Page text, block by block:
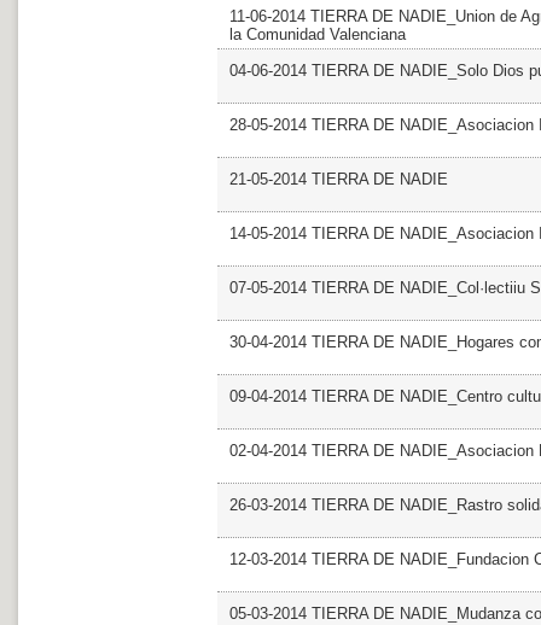
11-06-2014 TIERRA DE NADIE_Union de
la Comunidad Valenciana
04-06-2014 TIERRA DE NADIE_Solo Dios
28-05-2014 TIERRA DE NADIE_Asociacion
21-05-2014 TIERRA DE NADIE
14-05-2014 TIERRA DE NADIE_Asociacion
07-05-2014 TIERRA DE NADIE_Col·lectiiu
30-04-2014 TIERRA DE NADIE_Hogares
09-04-2014 TIERRA DE NADIE_Centro
02-04-2014 TIERRA DE
26-03-2014 TIERRA DE NADIE_Rastro
12-03-2014 TIERRA DE NADIE_Fundacion
05-03-2014 TIERRA DE NADIE_Mudanza